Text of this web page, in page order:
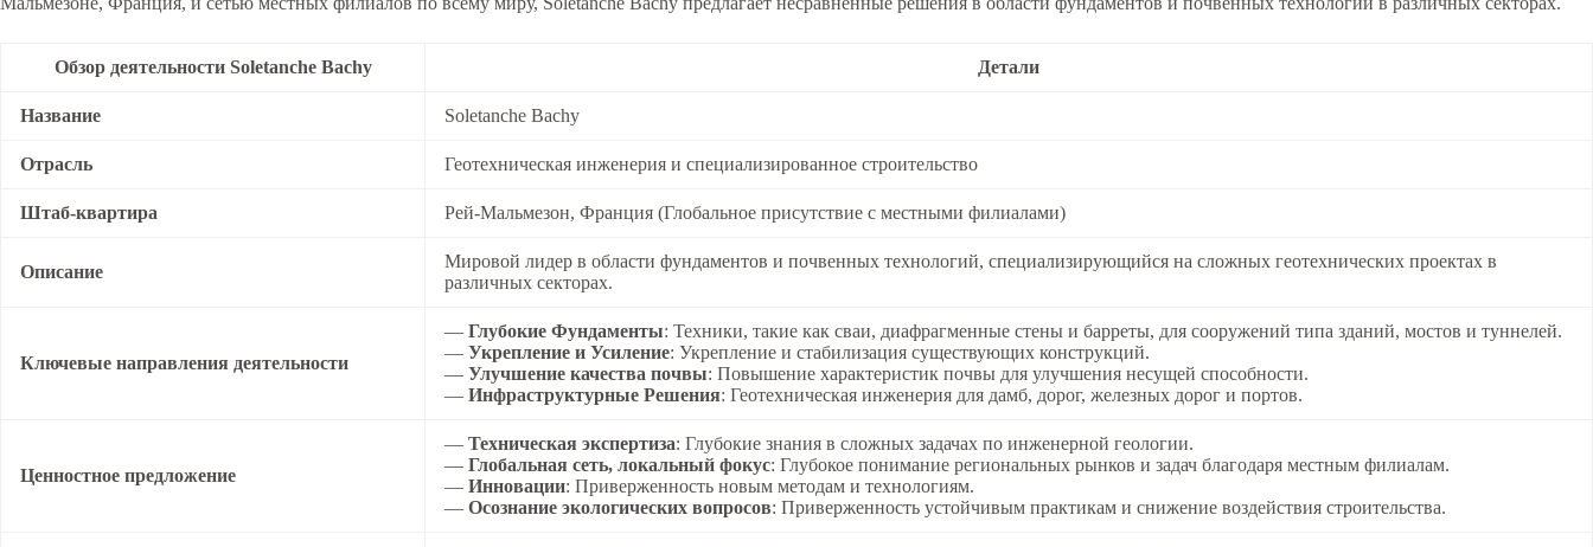
Обзор деятельности Soletanche Bachy Детали
Название Soletanche Bachy
Отрасль Геотехническая инженерия и специализированное строительство
Штаб-квартира Рей-Мальмезон, Франция (Глобальное присутствие с местными филиалами)
Описание
Мировой лидер в области фундаментов и почвенных технологий, специализирующийся на сложных геотехнических проектах в
различных секторах.
Ключевые направления деятельности
— Глубокие Фундаменты: Техники, такие как сваи, диафрагменные стены и барреты, для сооружений типа зданий, мостов и туннелей.
— Укрепление и Усиление: Укрепление и стабилизация существующих конструкций.
— Улучшение качества почвы: Повышение характеристик почвы для улучшения несущей способности.
— Инфраструктурные Решения: Геотехническая инженерия для дамб, дорог, железных дорог и портов.
Ценностное предложение
— Техническая экспертиза: Глубокие знания в сложных задачах по инженерной геологии.
— Глобальная сеть, локальный фокус: Глубокое понимание региональных рынков и задач благодаря местным филиалам.
— Инновации: Приверженность новым методам и технологиям.
— Осознание экологических вопросов: Приверженность устойчивым практикам и снижение воздействия строительства.